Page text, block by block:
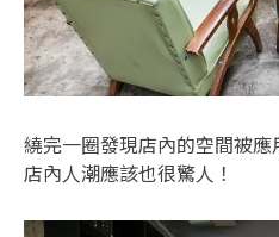
繞完一圈發現店內的空間被
店內人潮應該也很驚人！